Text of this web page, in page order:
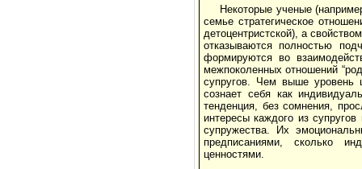
Некоторые ученые
семье стратегическое
детоцентристской), а
отказываются полностью
формируются во
межпоколенных отношений
супругов. Чем выше уровень
сознает себя как
тенденция, без сомнения,
интересы каждого из
супружества. Их
предписаниями, сколько
ценностями.